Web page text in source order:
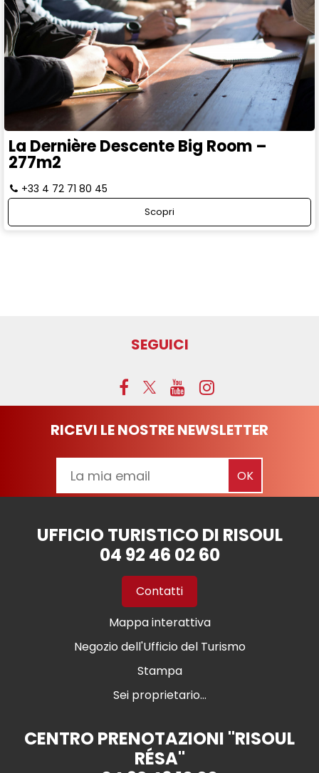
La Dernière Descente Big Room –
277m2
+33 4 72 71 80 45
Scopri
SEGUICI
RICEVI LE NOSTRE NEWSLETTER
UFFICIO TURISTICO DI RISOUL
04 92 46 02 60
Contatti
Mappa interattiva
Negozio dell'Ufficio del Turismo
Stampa
Sei proprietario...
CENTRO PRENOTAZIONI "RISOUL
RÉSA"